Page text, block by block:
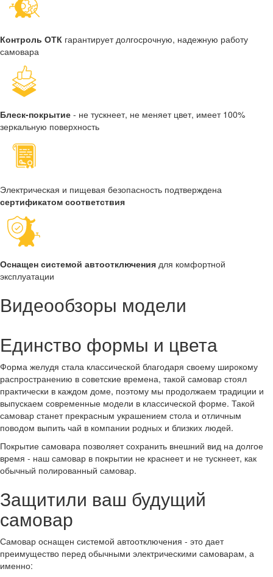
Контроль ОТК гарантирует долгосрочную, надежную работу
самовара
Блеск-покрытие - не тускнеет, не меняет цвет, имеет 100%
зеркальную поверхность
Электрическая и пищевая безопасность подтверждена
сертификатом соответствия
Оснащен системой автоотключения для комфортной
эксплуатации
Видеообзоры модели
Единство формы и цвета
Форма желудя стала классической благодаря своему широкому
распространению в советские времена, такой самовар стоял
практически в каждом доме, поэтому мы продолжаем традиции и
выпускаем современные модели в классической форме. Такой
самовар станет прекрасным украшением стола и отличным
поводом выпить чай в компании родных и близких людей.
Покрытие самовара позволяет сохранить внешний вид на долгое
время - наш самовар в покрытии не краснеет и не тускнеет, как
обычный полированный самовар.
Защитили ваш будущий
самовар
Самовар оснащен системой автоотключения - это дает
преимущество перед обычными электрическими самоварам, а
именно: